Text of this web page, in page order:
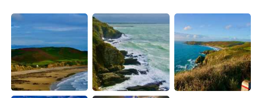
English 简体中文
繁體中文 Español
العربية Français